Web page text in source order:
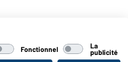
Fonctionnel La
publicité